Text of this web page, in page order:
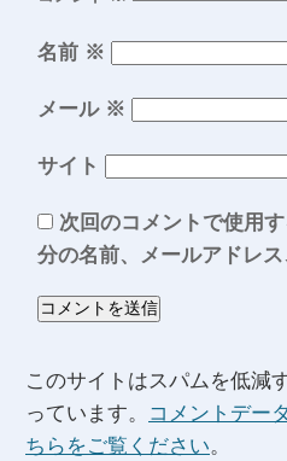
名前 ※
メール ※
サイト
次回のコメントで使用
分の名前、メールアドレス
このサイトはスパムを低減
っています。
コメントデー
ちらをご覧ください。